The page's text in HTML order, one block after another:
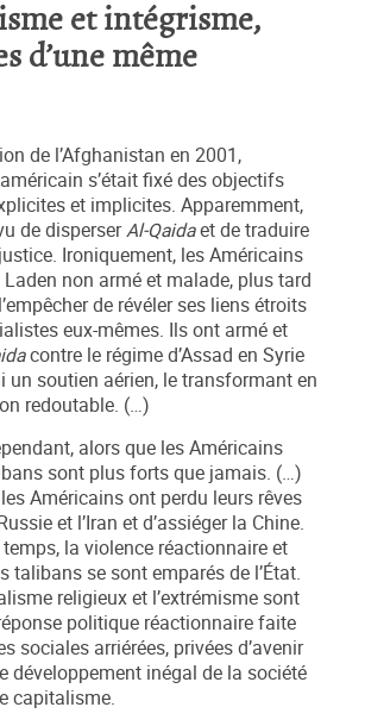
et intégrisme,
d’une même
de l’Afghanistan en 2001,
s’était fixé des objectifs
et implicites. Apparemment,
de disperserAl-Qaidaet de traduire
Ironiquement, les Américains
non armé et malade, plus tard
de révéler ses liens étroits
eux-mêmes. Ils ont armé et
contre le régime d’Assad en Syrie
un soutien aérien, le transformant en
redoutable. (…)
alors que les Américains
sont plus forts que jamais. (…)
Américains ont perdu leurs rêves
et l’Iran et d’assiéger la Chine.
la violence réactionnaire et
talibans se sont emparés de l’État.
religieux et l’extrémisme sont
politique réactionnaire faite
sociales arriérées, privées d’avenir
développement inégal de la société
capitalisme.